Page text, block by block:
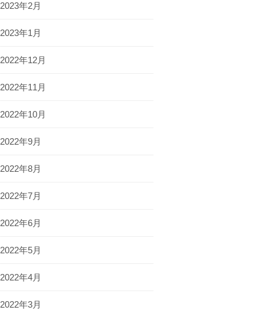
2023年2月
2023年1月
2022年12月
2022年11月
2022年10月
2022年9月
2022年8月
2022年7月
2022年6月
2022年5月
2022年4月
2022年3月